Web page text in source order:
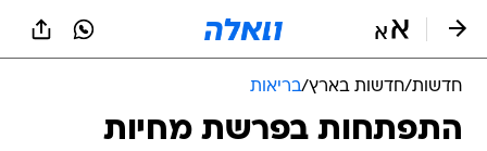
חדשות/חדשות בארץ/בריאות
התפתחות בפרשת מחיות